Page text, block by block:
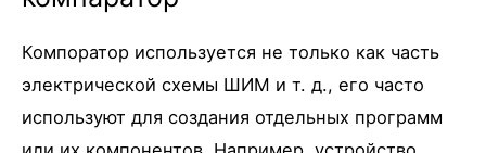
Компоратор используется не только как часть
электрической схемы ШИМ и т. д., его часто
используют для создания отдельных программ